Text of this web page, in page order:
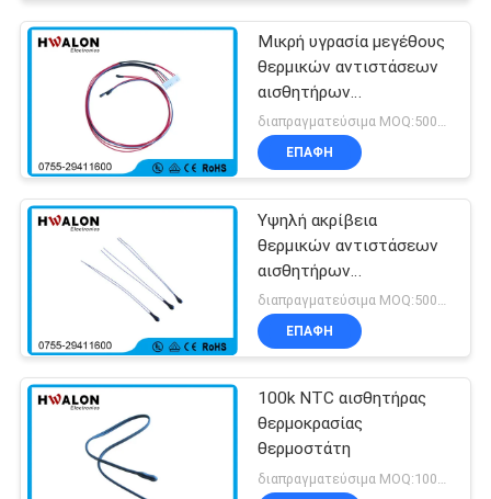
Μικρή υγρασία μεγέθους
θερμικών αντιστάσεων
αισθητήρων
θερμοκρασίας θερμικών
αντιστάσεων MF52 NTC
ανθεκτική
διαπραγματεύσιμα MOQ:5000pcs
ΕΠΑΦΉ
Υψηλή ακρίβεια
θερμικών αντιστάσεων
αισθητήρων
θερμοκρασίας Ntc 12k
1% για την κουζίνα
επαγωγής
διαπραγματεύσιμα MOQ:5000 pcs
ΕΠΑΦΉ
100k NTC αισθητήρας
θερμοκρασίας
θερμοστάτη